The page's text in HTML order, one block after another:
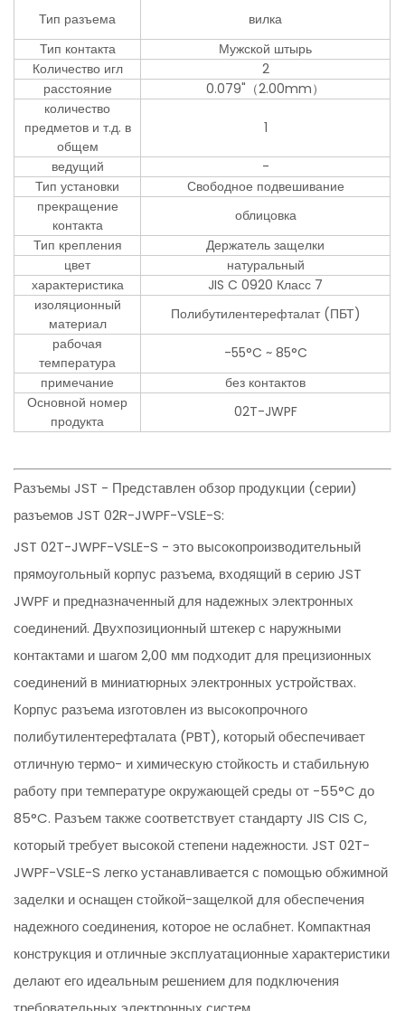
Тип разъема
вилка
Тип контакта
Мужской штырь
Количество игл
2
расстояние
0.079"（2.00mm）
количество
предметов и т.д. в
общем
1
ведущий
-
Тип установки
Свободное подвешивание
прекращение
контакта
облицовка
Тип крепления
Держатель защелки
цвет
натуральный
характеристика
JIS C 0920 Класс 7
изоляционный
материал
Полибутилентерефталат (ПБТ)
рабочая
температура
-55°C ~ 85°C
примечание
без контактов
Основной номер
продукта
02T-JWPF
Разъемы JST - Представлен обзор продукции (серии)
разъемов JST 02R-JWPF-VSLE-S:
JST 02T-JWPF-VSLE-S - это высокопроизводительный
прямоугольный корпус разъема, входящий в серию JST
JWPF и предназначенный для надежных электронных
соединений. Двухпозиционный штекер с наружными
контактами и шагом 2,00 мм подходит для прецизионных
соединений в миниатюрных электронных устройствах.
Корпус разъема изготовлен из высокопрочного
полибутилентерефталата (PBT), который обеспечивает
отличную термо- и химическую стойкость и стабильную
работу при температуре окружающей среды от -55°C до
85°C. Разъем также соответствует стандарту JIS CIS C,
который требует высокой степени надежности. JST 02T-
JWPF-VSLE-S легко устанавливается с помощью обжимной
заделки и оснащен стойкой-защелкой для обеспечения
надежного соединения, которое не ослабнет. Компактная
конструкция и отличные эксплуатационные характеристики
делают его идеальным решением для подключения